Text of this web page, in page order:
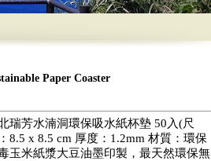
Paper Coaster
瑞芳水湳洞環保吸水紙杯墊 50入(尺
8.5 x 8.5 cm 厚度：1.2mm 材質：環保
玉米紙漿大豆油墨印製，最天然環保無